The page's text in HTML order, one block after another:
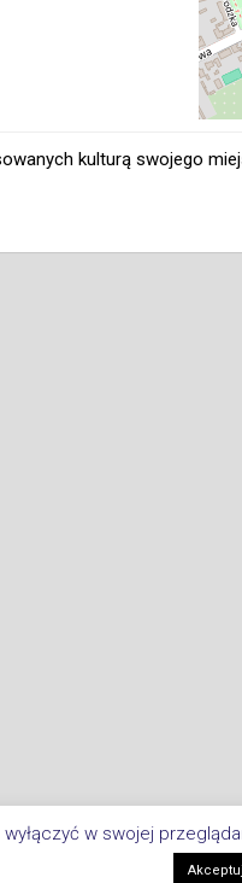
kulturą swojego
w swojej